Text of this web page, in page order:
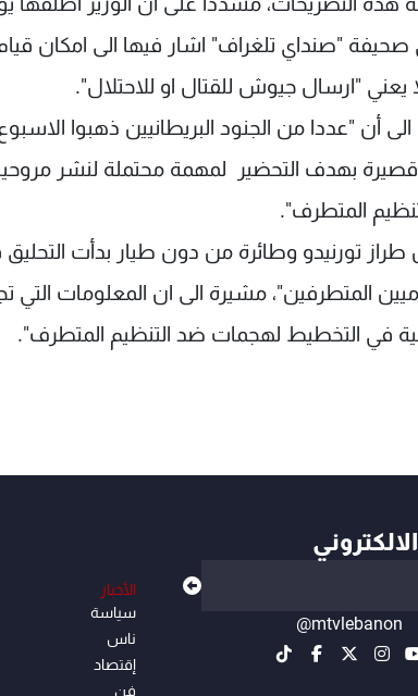
"صنداي تلغراف" اشار فيها الى امكان قيام
"ارسال جيوش للقتال او للاحتلال".
أن "عددا من الجنود البريطانيين ذهبوا
بهدف التحضير لمهمة محتملة لنشر
المتطرف".
تورنيدو وطائرة من دون طيار بدأت التحليق
المتطرفين"، مشيرة الى ان المعلومات التي
في التخطيط لهجمات ضد التنظيم المتطرف".
@mtvlebanon
الأخبار
سياسة
ناس
إقتصاد
فن